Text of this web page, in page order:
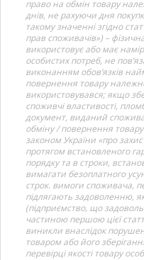
право на обмін товару
днів, не рахуючи дня
такому значенні згідно
прав споживачів») –
використовує або має
особистих потреб, не
виконанням обов’язків
повернення товару
використовувався; якщо
споживчі властивості,
документ, виданий
обміну / повернення товару
законом України «про
протягом встановленого
порядку та в строки,
вимагати безоплатного
строк. вимоги споживача,
підлягають задоволенню,
(підприємство, що
частиною першою цієї
виникли внаслідок
товаром або його
перевірці якості товару